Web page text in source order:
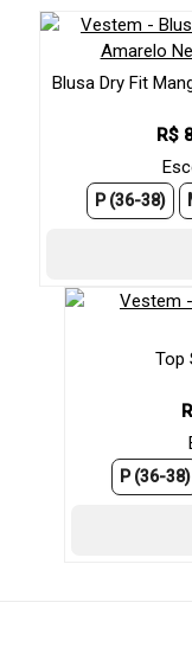
Blusa Dry Fit
R$
P (36-38)
Top
P (36-38)